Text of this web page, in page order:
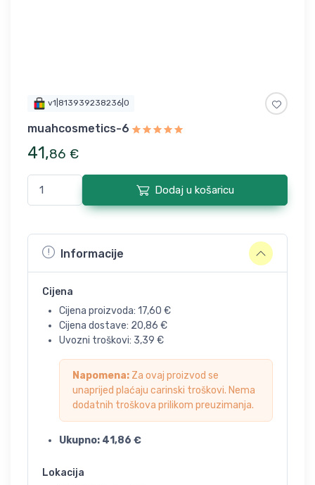
v1|813939238236|0
muahcosmetics-6
41,86 €
Dodaj u košaricu
Informacije
Cijena
Cijena proizvoda: 17,60 €
Cijena dostave: 20,86 €
Uvozni troškovi: 3,39 €
Napomena: Za ovaj proizvod se
unaprijed plaćaju carinski troškovi. Nema
dodatnih troškova prilikom preuzimanja.
Ukupno: 41,86 €
Lokacija